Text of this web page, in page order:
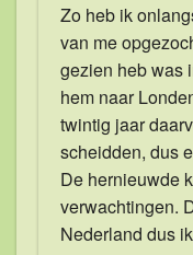
Zo heb ik
van me
gezien heb was
hem naar
twintig jaar
scheidden, dus
De hernieuwde
verwachtingen.
Nederland dus